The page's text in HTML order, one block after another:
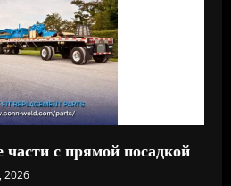
части с прямой посадкой
2026